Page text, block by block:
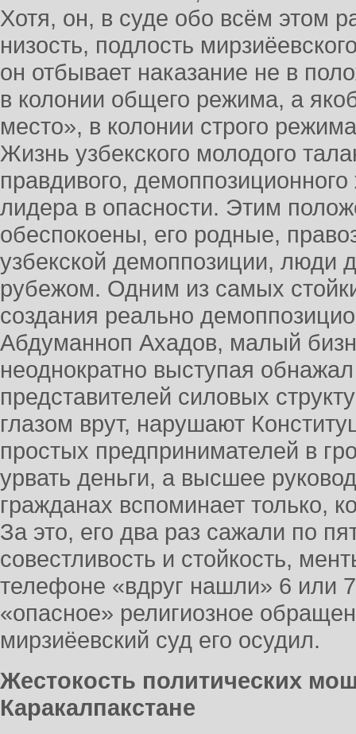
Хотя, он, в суде обо всём этом
низость, подлость
он отбывает наказание не в
в колонии общего режима, а
место», в колонии строго
Жизнь узбекского молодого
правдивого,
лидера в опасности. Этим
обеспокоены, его родные,
узбекской демоппозиции, люди
рубежом. Одним из самых
создания реально
Абдуманноп Ахадов, малый
неоднократно выступая
представителей силовых
глазом врут, нарушают
простых предпринимателей в
урвать деньги, а высшее
гражданах вспоминает только,
За это, его два раз сажали по
совестливость и стойкость,
телефоне «вдруг нашли» 6 или
«опасное» религиозное
мирзиёевский суд его осудил.
Жестокость политических
Каракалпакстане